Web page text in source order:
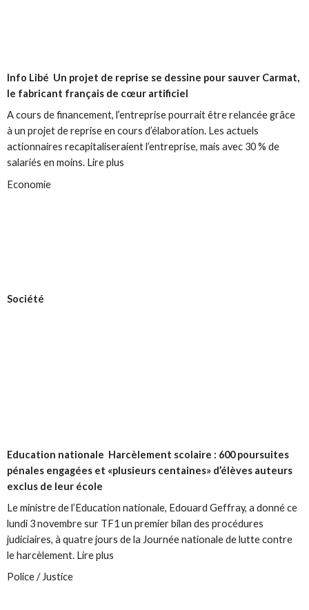
Info Libé Un projet de reprise se dessine pour sauver Carmat,
le fabricant français de cœur artificiel
A cours de financement, l’entreprise pourrait être relancée grâce
à un projet de reprise en cours d’élaboration. Les actuels
actionnaires recapitaliseraient l’entreprise, mais avec 30 % de
salariés en moins. Lire plus
Economie
Société
Education nationale Harcèlement scolaire : 600 poursuites
pénales engagées et «plusieurs centaines» d’élèves auteurs
exclus de leur école
Le ministre de l’Education nationale, Edouard Geffray, a donné ce
lundi 3 novembre sur TF1 un premier bilan des procédures
judiciaires, à quatre jours de la Journée nationale de lutte contre
le harcèlement. Lire plus
Police / Justice